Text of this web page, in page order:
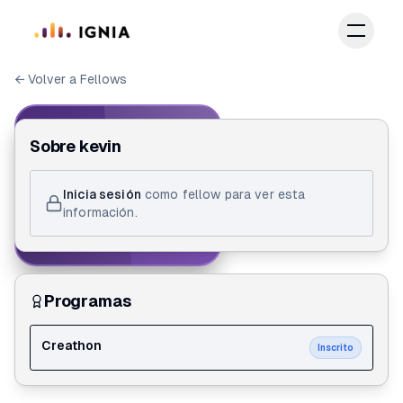
← Volver a Fellows
ID de Fellow
kevin kuo
Sobre kevin
Inicia sesión como fellow para ver esta
información.
Programas
Creathon Inscrito